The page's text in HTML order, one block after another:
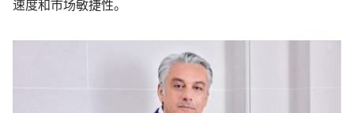
速度和市场敏捷性。